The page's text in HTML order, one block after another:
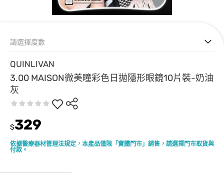
QUINLIVAN
3.00 MAISON微美瞳彩色日拋隱形眼鏡10片裝-奶油
灰
依據醫療器材管理法規定，本產品僅限「實體門市」銷售，請選擇門市取貨與
付款。
$329
請選擇度數